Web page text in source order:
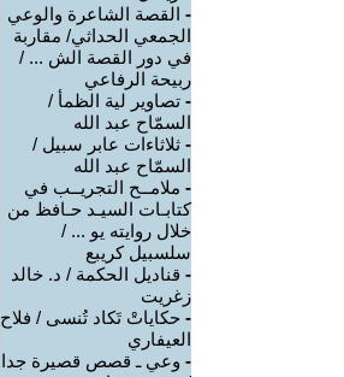
- القصة الشاعرة والوعي
الجمعي الحداثي/ مقاربة
في دور القصة الش ... /
ربيحة الرفاعي
- تصاوير لية الظمأ /
السمّاح عبد الله
- ثلاثاءات عابر سبيل /
السمّاح عبد الله
- ملامــح التجريــب في
كتابـات السيـد حـافظ من
خلال روايته يو ... /
سلسبيل كريبع
- قناديل الحكمة / د. خالد
زغريت
- حكاياتْ تَكاد تُنسى / فلاح
العيفاري
- وعي ـ قصص قصيرة جدا